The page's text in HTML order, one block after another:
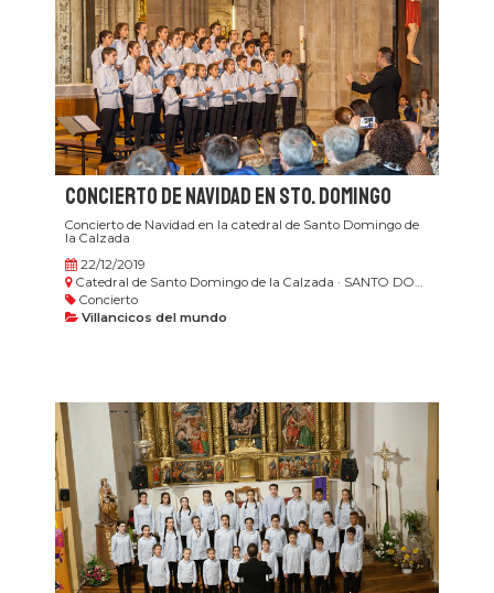
Concierto de Navidad en Sto. Domingo
Concierto de Navidad en la catedral de Santo Domingo de
la Calzada
22/12/2019
Catedral de Santo Domingo de la Calzada · SANTO DOMINGO DE LA CALZADA
Concierto
Villancicos del mundo